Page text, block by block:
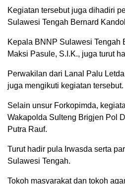
Kegiatan tersebut juga dihadiri
Sulawesi Tengah Bernard
Kepala BNNP Sulawesi Tengah
Maksi Pasule, S.I.K., juga turut
Perwakilan dari Lanal Palu
juga mengikuti kegiatan tersebut.
Selain unsur Forkopimda,
Wakapolda Sulteng Brigjen Pol
Putra Rauf.
Turut hadir pula Irwasda serta
Sulawesi Tengah.
Tokoh masyarakat dan tokoh